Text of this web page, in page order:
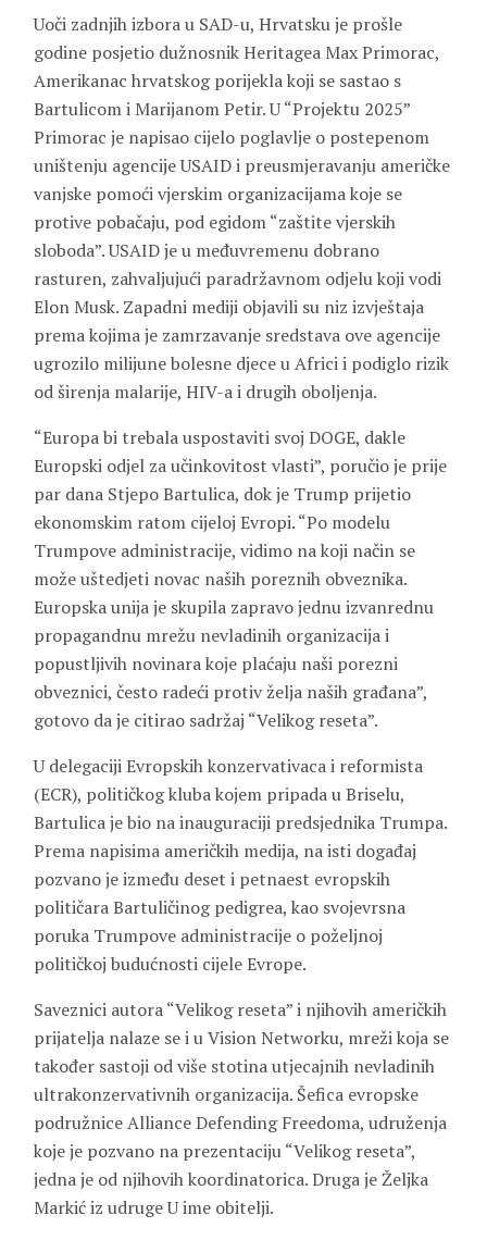
Uoči zadnjih izbora u SAD-u, Hrvatsku je prošle
godine posjetio dužnosnik Heritagea Max Primorac,
Amerikanac hrvatskog porijekla koji se sastao s
Bartulicom i Marijanom Petir. U “Projektu 2025”
Primorac je napisao cijelo poglavlje o postepenom
uništenju agencije USAID i preusmjeravanju američke
vanjske pomoći vjerskim organizacijama koje se
protive pobačaju, pod egidom “zaštite vjerskih
sloboda”. USAID je u međuvremenu dobrano
rasturen, zahvaljujući paradržavnom odjelu koji vodi
Elon Musk. Zapadni mediji objavili su niz izvještaja
prema kojima je zamrzavanje sredstava ove agencije
ugrozilo milijune bolesne djece u Africi i podiglo rizik
od širenja malarije, HIV-a i drugih oboljenja.
“Europa bi trebala uspostaviti svoj DOGE, dakle
Europski odjel za učinkovitost vlasti”, poručio je prije
par dana Stjepo Bartulica, dok je Trump prijetio
ekonomskim ratom cijeloj Evropi. “Po modelu
Trumpove administracije, vidimo na koji način se
može uštedjeti novac naših poreznih obveznika.
Europska unija je skupila zapravo jednu izvanrednu
propagandnu mrežu nevladinih organizacija i
popustljivih novinara koje plaćaju naši porezni
obveznici, često radeći protiv želja naših građana”,
gotovo da je citirao sadržaj “Velikog reseta”.
U delegaciji Evropskih konzervativaca i reformista
(ECR), političkog kluba kojem pripada u Briselu,
Bartulica je bio na inauguraciji predsjednika Trumpa.
Prema napisima američkih medija, na isti događaj
pozvano je između deset i petnaest evropskih
političara Bartuličinog pedigrea, kao svojevrsna
poruka Trumpove administracije o poželjnoj
političkoj budućnosti cijele Evrope.
Saveznici autora “Velikog reseta” i njihovih američkih
prijatelja nalaze se i u Vision Networku, mreži koja se
također sastoji od više stotina utjecajnih nevladinih
ultrakonzervativnih organizacija. Šefica evropske
podružnice Alliance Defending Freedoma, udruženja
koje je pozvano na prezentaciju “Velikog reseta”,
jedna je od njihovih koordinatorica. Druga je Željka
Markić iz udruge U ime obitelji.